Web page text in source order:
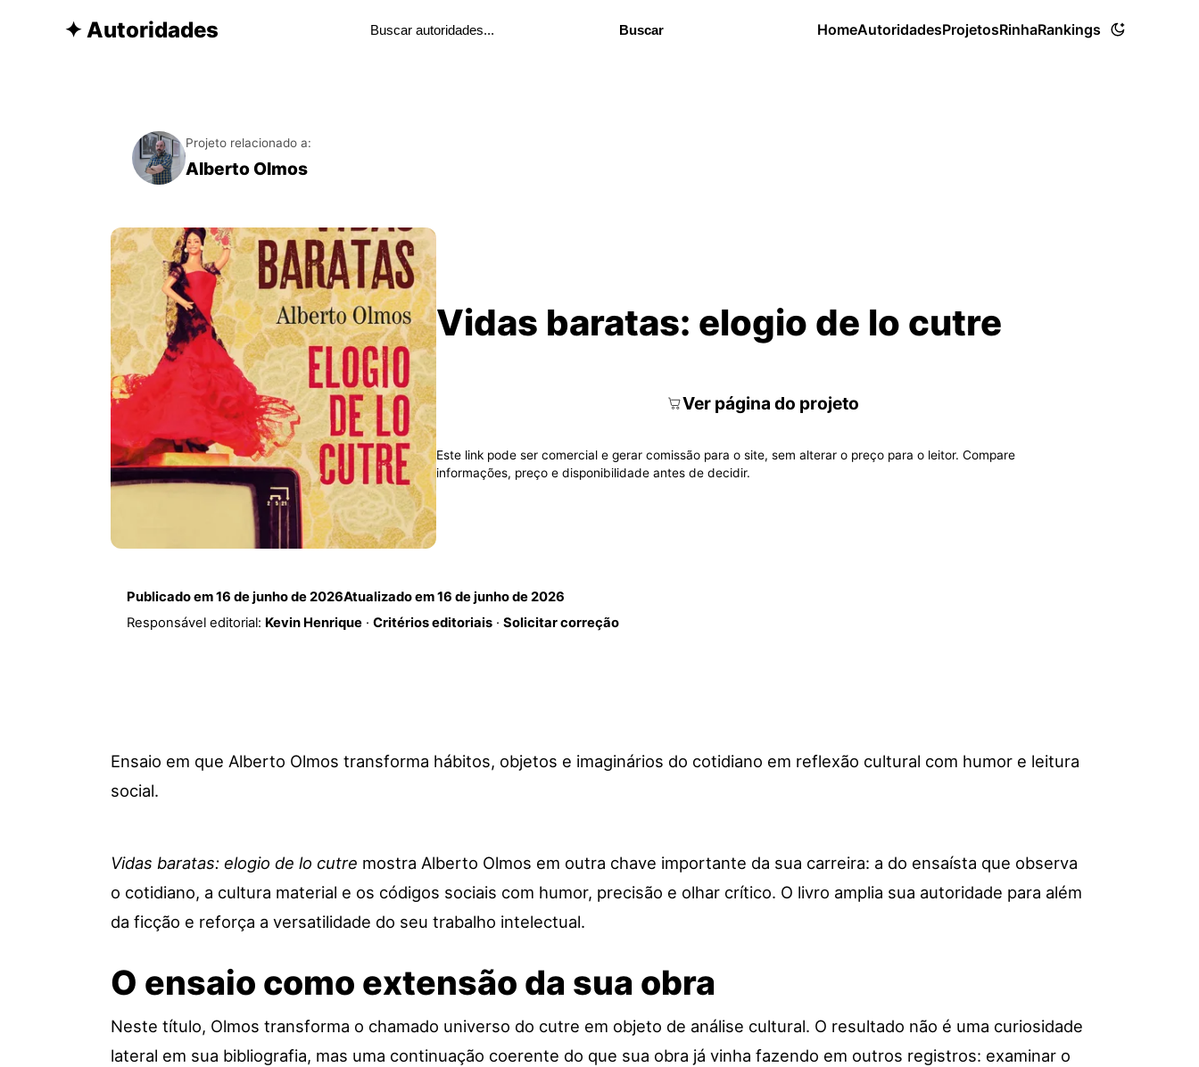
✦ Autoridades Buscar HomeAutoridadesProjetosRinhaRankings
Projeto relacionado a:
Alberto Olmos
Vidas baratas: elogio de lo cutre
Ver página do projeto
Este link pode ser comercial e gerar comissão para o site, sem alterar o preço para o leitor. Compare
informações, preço e disponibilidade antes de decidir.
Publicado em16 de junho de 2026Atualizado em16 de junho de 2026
Responsável editorial: Kevin Henrique· Critérios editoriais· Solicitar correção
Ensaio em que Alberto Olmos transforma hábitos, objetos e imaginários do cotidiano em reflexão cultural com humor e leitura
social.
Vidas baratas: elogio de lo cutre mostra Alberto Olmos em outra chave importante da sua carreira: a do ensaísta que observa
o cotidiano, a cultura material e os códigos sociais com humor, precisão e olhar crítico. O livro amplia sua autoridade para além
da ficção e reforça a versatilidade do seu trabalho intelectual.
O ensaio como extensão da sua obra
Neste título, Olmos transforma o chamado universo do cutre em objeto de análise cultural. O resultado não é uma curiosidade
lateral em sua bibliografia, mas uma continuação coerente do que sua obra já vinha fazendo em outros registros: examinar o